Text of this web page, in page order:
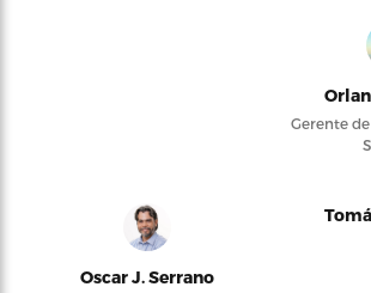
Gerente
Oscar J. Serrano